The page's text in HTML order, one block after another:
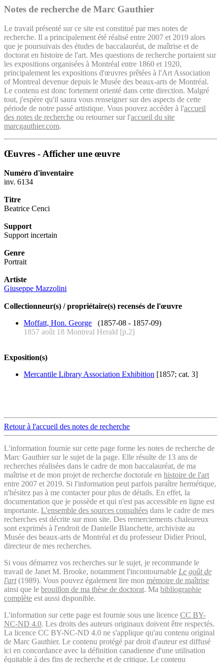
Notes de recherche de Marc Gauthier
Le travail présenté sur ce site est constitué par mes notes de
recherche. Il a principalement été réalisé entre 2007 et 2019 alors
que je poursuivais des études de baccalauréat, de maîtrise et de
doctorat en histoire de l'art. Mes questions de recherche portaient sur
les expositions organisées à Montréal entre 1860 et 1920,
principalement les expositions d'œuvres prêtées à l'Art Association
of Montreal devenue depuis le Musée des beaux-arts de Montréal.
Le contenu est donc fortement orienté dans cette direction. Malgré
tout, j'espère qu'il saura vous renseigner sur des aspects de cette
période de notre passé artistique. Vous pouvez accéder à l'accueil
des notes de recherche ou retourner sur l'accueil du site
marcgauthier.com.
Œuvres - Afficher une œuvre
Numéro d'inventaire
inv. 6134
Titre
Beatrice Cenci
Support
Support incertain
Genre
Portrait
Artiste
Giuseppe Mazzolini
Collectionneur(s) / propriétaire(s) recensés de l'œuvre
Moffatt, Hon. George (1857-08 - 1857-09)
1857 août 18 Montreal Herald [p.2]
Exposition(s)
Mercantile Library Association Exhibition [1857; cat. 3]
Retour à l'accueil des notes de recherche
L'information fournie sur cette page forme les notes de recherche de
Marc Gauthier sur le sujet de la page. Elle résulte de 13 ans de
recherches réalisées dans le cadre de mon baccalauréat, de ma
maîtrise et de mon projet de recherche doctorale en histoire de l'art
entre 2007 et 2019. Si l'information peut parfois paraître hermétique,
n'hésitez pas à me contacter pour plus de détails. En effet, la
documentation que je possède et qui n'est pas accessible en ligne est
importante. L'ensemble des sources consultées dans le cadre de mes
recherches est décrite sur mon site. Des remerciements chaleureux
sont exprimés à l'endroit de Danielle Blanchette, archiviste au
Musée des beaux-arts de Montréal et du professeur Didier Prioul,
directeur de mes recherches.
Si vous démarrez vos recherches sur le sujet, je recommande le
travail de Janet M. Brooke, notamment l'incontournable Le goût de
l'art(1989). Vous pouvez également lire mon mémoire de maîtrise
ainsi que le brouillon de ma thèse de doctorat. Ma bibliographie
complète est aussi disponible.
L'information sur cette page est fournie sous une licence CC BY-
NC-ND 4.0. Les droits des auteurs originaux doivent être respectés.
La licence CC BY-NC-ND 4.0 ne s'applique qu'au contenu original
de Marc Gauthier. Le contenu protégé par droit d'auteur est diffusé
ici en concordance avec la définition canadienne d'une utilisation
équitable à des fins de recherche et de critique. Le contenu